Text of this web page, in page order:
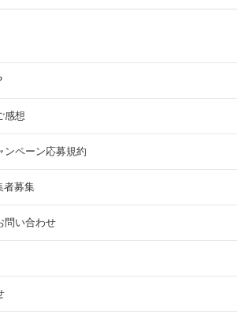
感想
ンペーン応募規約
者募集
問い合わせ